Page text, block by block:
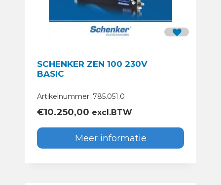
SCHENKER ZEN 100 230V
BASIC
Artikelnummer: 785.051.0
€10.250,00 excl.BTW
Meer informatie